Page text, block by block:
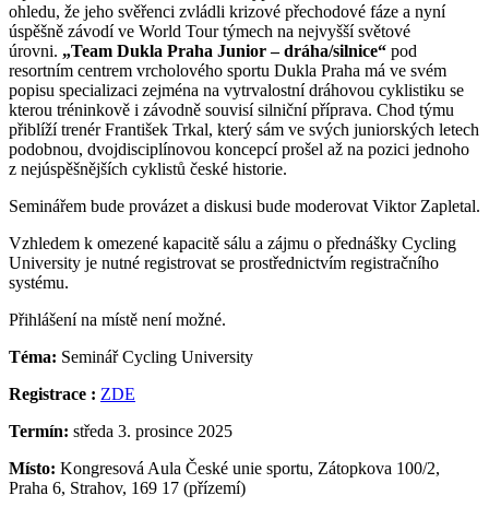
ohledu, že jeho svěřenci zvládli krizové přechodové fáze a nyní
úspěšně závodí ve World Tour týmech na nejvyšší světové
úrovni. „Team Dukla Praha Junior – dráha/silnice“ pod
resortním centrem vrcholového sportu Dukla Praha má ve svém
popisu specializaci zejména na vytrvalostní dráhovou cyklistiku se
kterou tréninkově i závodně souvisí silniční příprava. Chod týmu
přiblíží trenér František Trkal, který sám ve svých juniorských letech
podobnou, dvojdisciplínovou koncepcí prošel až na pozici jednoho
z nejúspěšnějších cyklistů české historie.
Seminářem bude provázet a diskusi bude moderovat Viktor Zapletal.
Vzhledem k omezené kapacitě sálu a zájmu o přednášky Cycling
University je nutné registrovat se prostřednictvím registračního
systému.
Přihlášení na místě není možné.
Téma: Seminář Cycling University
Registrace : ZDE
Termín: středa 3. prosince 2025
Místo: Kongresová Aula České unie sportu, Zátopkova 100/2,
Praha 6, Strahov, 169 17 (přízemí)